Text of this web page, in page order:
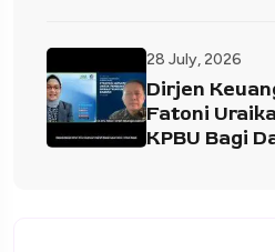
28 July, 2026
Dirjen
Fatoni
KPBU Bagi